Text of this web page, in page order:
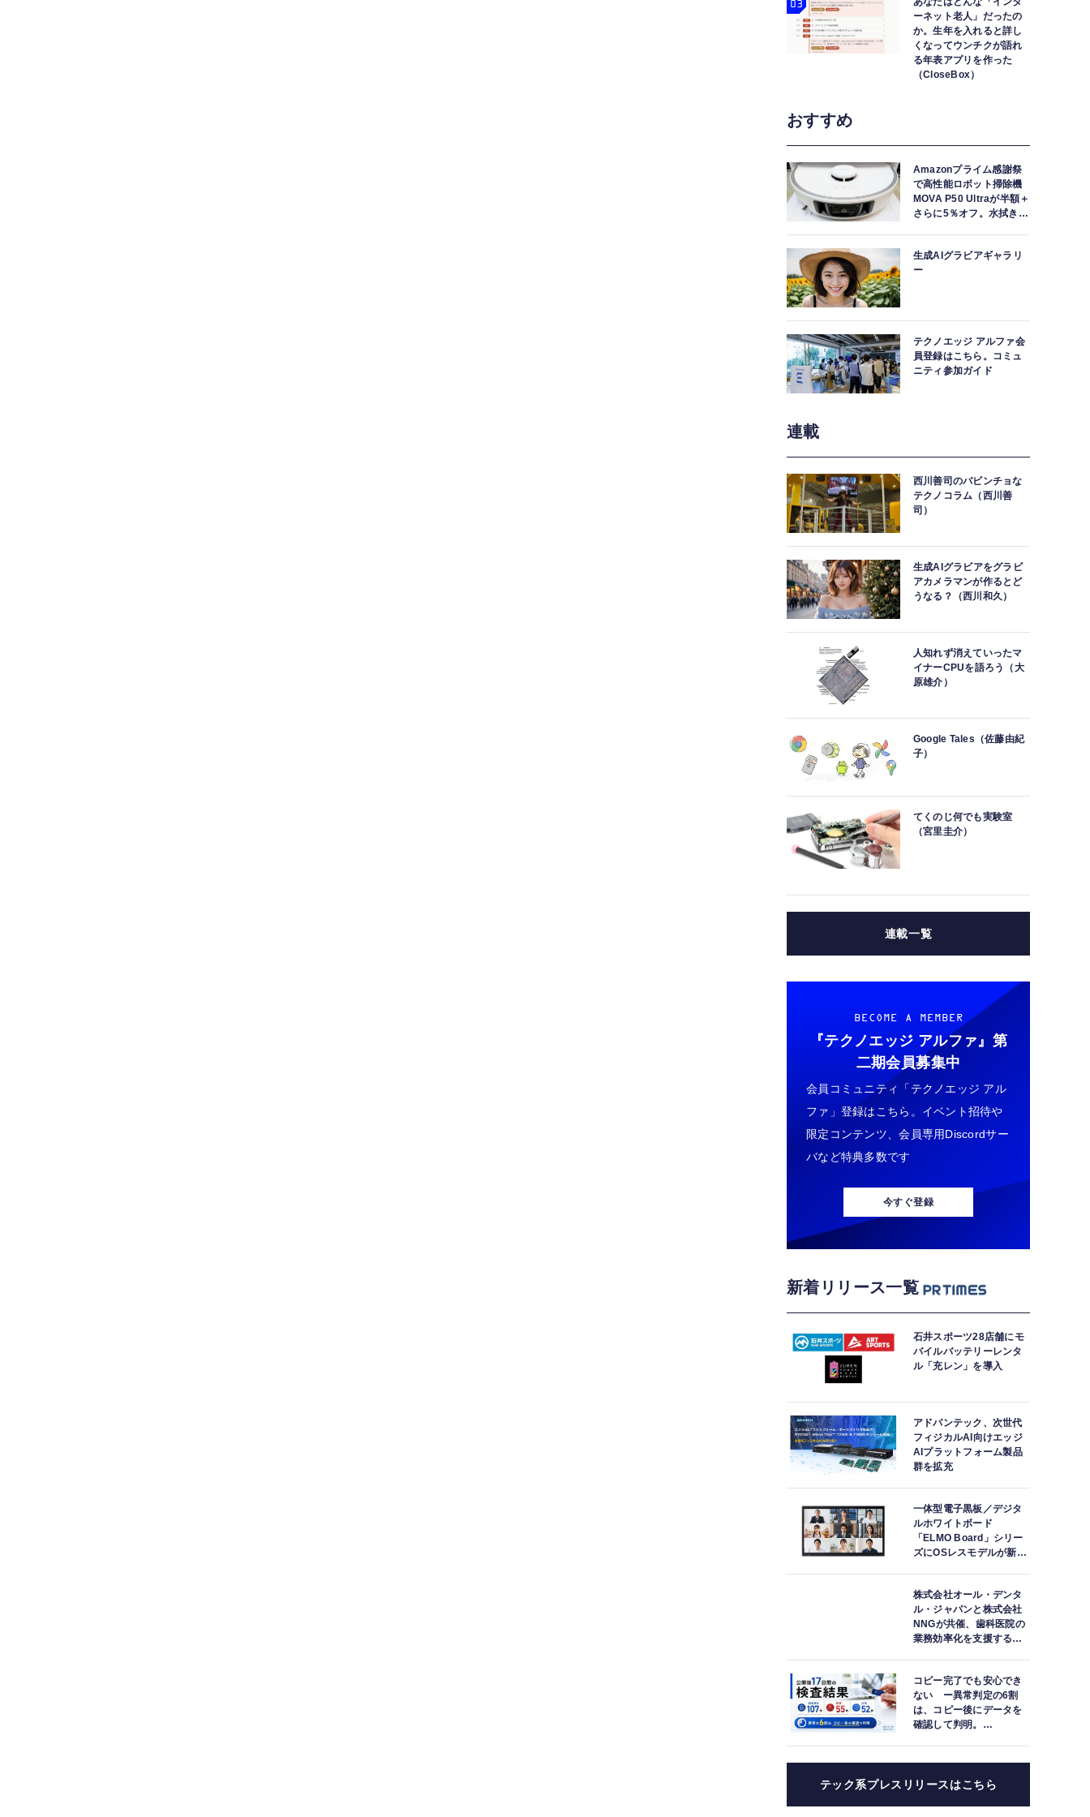
ーネット老人」だったの
か。生年を入れると詳し
くなってウンチクが語れ
る年表アプリを作った
（CloseBox）
おすすめ
Amazonプライム感謝祭
で高性能ロボット掃除機
MOVA P50 Ultraが半額＋
さらに5％オフ。水拭きモ
生成AIグラビアギャラリ
ー
テクノエッジ アルファ会
員登録はこちら。コミュ
ニティ参加ガイド
連載
西川善司のバビンチョな
テクノコラム（西川善
司）
生成AIグラビアをグラビ
アカメラマンが作るとど
うなる？（西川和久）
人知れず消えていったマ
イナーCPUを語ろう（大
原雄介）
Google Tales（佐藤由紀
子）
てくのじ何でも実験室
（宮里圭介）
連載一覧
BECOME A MEMBER
『テクノエッジ アルファ』 第
二期会員募集中
会員コミュニティ「テクノエッジ アル
ファ」登録はこちら。イベント招待や
限定コンテンツ、会員専用Discordサー
バなど特典多数です
今すぐ登録
新着リリース一覧
石井スポーツ28店舗にモ
バイルバッテリーレンタ
ル「充レン」を導入
アドバンテック、次世代
フィジカルAI向けエッジ
AIプラットフォーム製品
群を拡充
一体型電子黒板／デジタ
ルホワイトボード
「ELMO Board」シリー
ズにOSレスモデルが新登
株式会社オール・デンタ
ル・ジャパンと株式会社
NNGが共催、歯科医院の
業務効率化を支援する院
紹介
コピー完了でも安心でき
ない ー異常判定の6割
は、コピー後にデータを
確認して判明。
集計
テック系プレスリリースはこちら